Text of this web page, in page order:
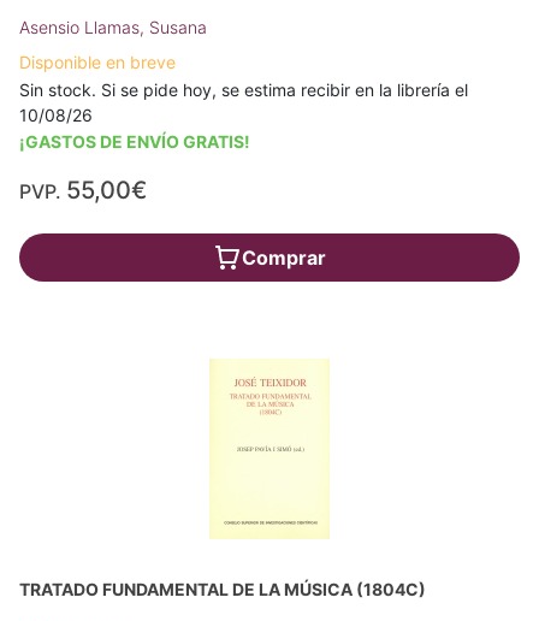
Asensio Llamas, Susana
Disponible en breve
Sin stock. Si se pide hoy, se estima recibir en la librería el
10/08/26
¡GASTOS DE ENVÍO GRATIS!
PVP. 55,00€
Comprar
TRATADO FUNDAMENTAL DE LA MÚSICA (1804C)